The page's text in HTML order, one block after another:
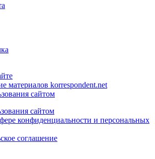
материалов korrespondent.net
сайтом
сайтом
конфиденциальности и персональных
соглашение